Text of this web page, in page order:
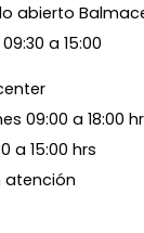
abierto
a 15:00
09:00 a 18:00
a 15:00 hrs
atención